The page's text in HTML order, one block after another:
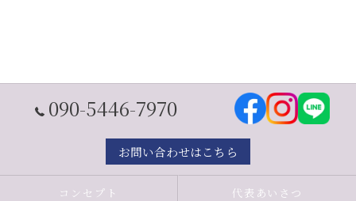
090-5446-7970
お問い合わせはこちら
コンセプト 代表あいさつ